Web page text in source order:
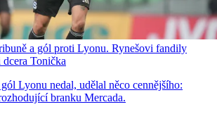
a gól proti Lyonu. Rynešovi fandily
Tonička
Lyonu nedal, udělal něco cennějšího:
branku Mercada.